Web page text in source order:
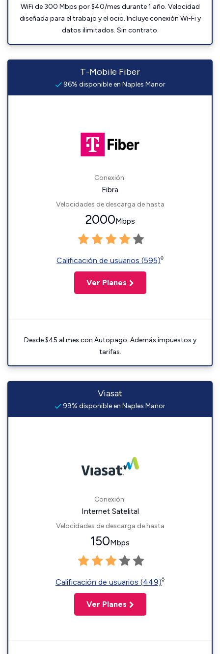
WiFi de 300 Mbps por $40/mes durante 1 año. Velocidad
diseñada para el trabajo y el ocio. Incluye conexión Wi-Fi y
datos ilimitados. Sin contrato.
T-Mobile Fiber
96% disponible en Naples Manor
Conexión:
Fibra
Velocidades de descarga de hasta
2000Mbps
Calificación de usuarios (595)◊
Ver Planes
Desde $45 al mes con Autopago. Además impuestos y
tarifas.
Viasat
99% disponible en Naples Manor
Conexión:
Internet Satelital
Velocidades de descarga de hasta
150Mbps
Calificación de usuarios (449)◊
Ver Planes